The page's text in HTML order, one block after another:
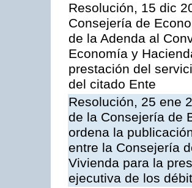
Resolución, 15 dic
Consejería de
de la Adenda al
Economía y
prestación del
del citado Ente
Resolución, 25 ene
de la Consejería de
ordena la
entre la Consejería
Vivienda para la
ejecutiva de los